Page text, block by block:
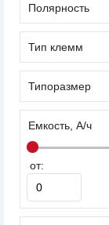
Полярность
Тип клемм
Типоразмер
Емкость, А/ч
от: